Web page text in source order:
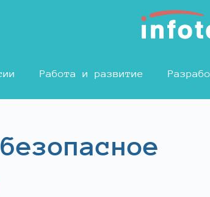
Работа и развитие